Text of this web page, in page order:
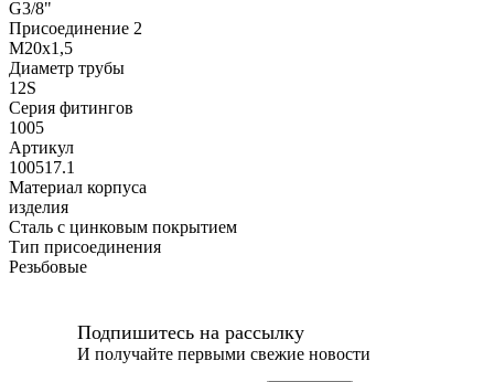
G3/8"
Присоединение 2
M20x1,5
Диаметр трубы
12S
Серия фитингов
1005
Артикул
100517.1
Материал корпуса
изделия
Сталь с цинковым покрытием
Тип присоединения
Резьбовые
Подпишитесь на рассылку
И получайте первыми свежие новости